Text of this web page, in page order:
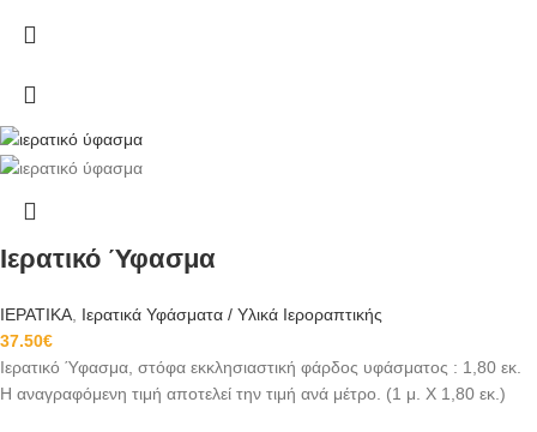
Ιερατικό Ύφασμα
ΙΕΡΑΤΙΚΑ Ιερατικά Υφάσματα / Υλικά Ιεροραπτικής
37.50€
Ιερατικό Ύφασμα, στόφα εκκλησιαστική φάρδος υφάσματος : 1,80 εκ.
Η αναγραφόμενη τιμή αποτελεί την τιμή ανά μέτρο. (1 μ. Χ 1,80 εκ.)